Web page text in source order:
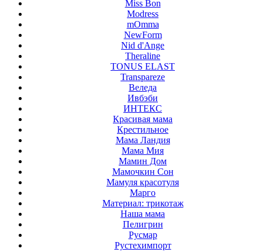
Miss Bon
Modress
mOmma
NewForm
Nid d'Ange
Theraline
TONUS ELAST
Transpareze
Веледа
Ивбэби
ИНТЕКС
Красивая мама
Крестильное
Мама Ландия
Мама Мия
Мамин Дом
Мамочкин Сон
Мамуля красотуля
Марго
Материал: трикотаж
Наша мама
Пелигрин
Русмар
Рустехимпорт